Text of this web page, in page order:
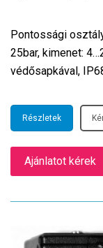
Pontossági
25bar, kimenet:
védősapkával,
Részletek
Ajánlatot kérek